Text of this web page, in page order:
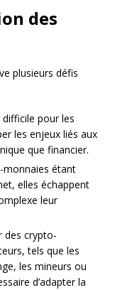
des
plusieurs défis
difficile pour les
les enjeux liés aux
que financier.
monnaies étant
elles échappent
leur
des crypto-
tels que les
les mineurs ou
d’adapter la